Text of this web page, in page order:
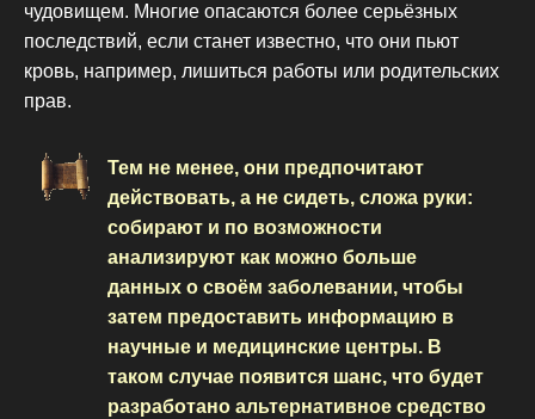
чудовищем. Многие опасаются более серьёзных
последствий, если станет известно, что они пьют
кровь, например, лишиться работы или родительских
прав.
Тем не менее, они предпочитают
действовать, а не сидеть, сложа руки:
собирают и по возможности
анализируют как можно больше
данных о своём заболевании, чтобы
затем предоставить информацию в
научные и медицинские центры. В
таком случае появится шанс, что будет
разработано альтернативное средство